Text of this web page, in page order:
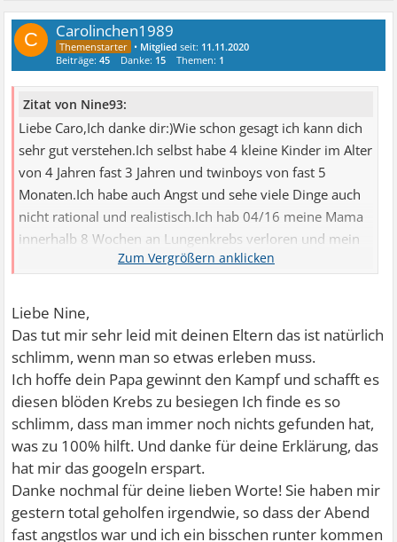
C Carolinchen1989
• Mitglied seit: 11.11.2020
Beiträge:45 Danke: 15 Themen: 1
Zitat von Nine93:
Liebe Caro,Ich danke dir:)Wie schon gesagt ich kann dich
sehr gut verstehen.Ich selbst habe 4 kleine Kinder im Alter
von 4 Jahren fast 3 Jahren und twinboys von fast 5
Monaten.Ich habe auch Angst und sehe viele Dinge auch
nicht rational und realistisch.Ich hab 04/16 meine Mama
innerhalb 8 Wochen an Lungenkrebs verloren und mein
Papa hat auch Lungenkrebs und kämpft seit fast 2 Jahren
auch Angst...und kann dich sehr gut verstehen...ich denke
auch es könnte was schlimmes sein.Doch ich komme
selbst aus der Pflege und in guten Phasen weiß ich das es
auch diverse harmlose Begründungen für geschwolle
Lymphknoten gibt.Und der Stille Reflux ist das nicht die
Magensäure sondern Gase aus dem Magen noch oben
steigt und somit die Atemwege die Mundschleimhaut und
Zahnfleisch reizt.Mach dich aber bitte nicht all zu sehr
verrückt ich weiß leichter gesagt als getan....jedoch
möchte ich dir mut zusprechen.Und bitte lass das googeln
denn in aller erster Linie wirst du niemals über Google
Liebe Nine,
Das tut mir sehr leid mit deinen Eltern das ist natürlich
schlimm, wenn man so etwas erleben muss.
Ich hoffe dein Papa gewinnt den Kampf und schafft es
diesen blöden Krebs zu besiegen Ich finde es so
schlimm, dass man immer noch nichts gefunden hat,
was zu 100% hilft. Und danke für deine Erklärung, das
hat mir das googeln erspart.
Danke nochmal für deine lieben Worte! Sie haben mir
gestern total geholfen irgendwie, so dass der Abend
fast angstlos war und ich ein bisschen runter kommen